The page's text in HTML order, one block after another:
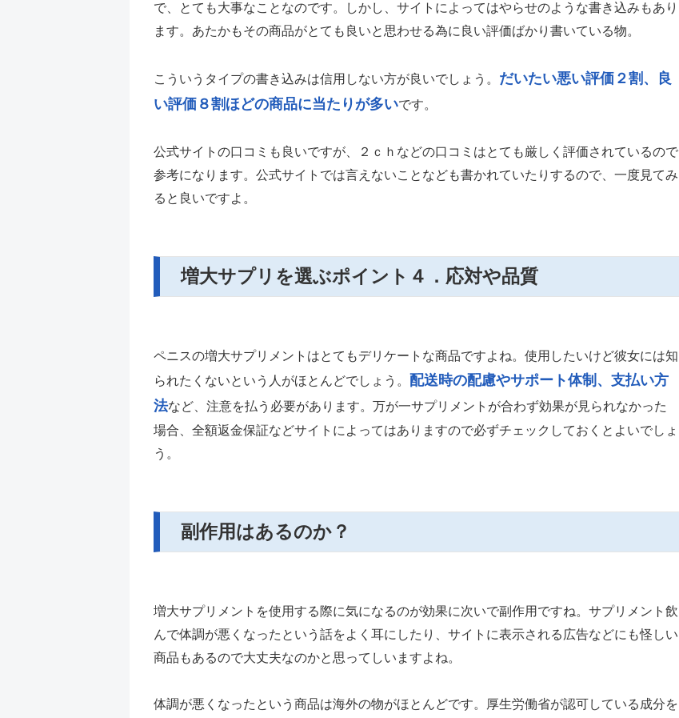
で、とても大事なことなのです。しかし、サイトによってはやらせのような書き込みもあり
ます。あたかもその商品がとても良いと思わせる為に良い評価ばかり書いている物。
こういうタイプの書き込みは信用しない方が良いでしょう。 だいたい悪い評価２割、良
い評価８割ほどの商品に当たりが多いです。
公式サイトの口コミも良いですが、２ｃｈなどの口コミはとても厳しく評価されているので
参考になります。公式サイトでは言えないことなども書かれていたりするので、一度見てみ
ると良いですよ。
増大サプリを選ぶポイント４．応対や品質
ペニスの増大サプリメントはとてもデリケートな商品ですよね。使用したいけど彼女には知
られたくないという人がほとんどでしょう。 配送時の配慮やサポート体制、支払い方
法など、注意を払う必要があります。万が一サプリメントが合わず効果が見られなかった
場合、全額返金保証などサイトによってはありますので必ずチェックしておくとよいでしょ
う。
副作用はあるのか？
増大サプリメントを使用する際に気になるのが効果に次いで副作用ですね。サプリメント飲
んで体調が悪くなったという話をよく耳にしたり、サイトに表示される広告などにも怪しい
商品もあるので大丈夫なのかと思ってしいますよね。
体調が悪くなったという商品は海外の物がほとんどです。厚生労働省が認可している成分を